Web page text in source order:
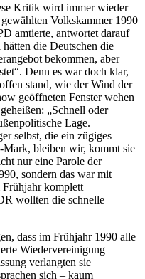
Kritik wird immer wieder
Volkskammer 1990
amtierte, antwortet darauf
die Deutschen die
bekommen, aber
Denn es war doch klar,
stand, wie der Wind der
geöffneten Fenster wehen
„Schnell oder
Lage.
selbst, die ein zügiges
bleiben wir, kommt sie
nur eine Parole der
sondern das war mit
komplett
wollten die schnelle
dass im Frühjahr 1990 alle
Wiedervereinigung
verlangten sie
sich – kaum